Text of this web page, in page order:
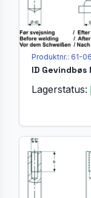
Produktnr.: 61-
Lagerstatus: